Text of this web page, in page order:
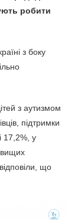
робити
з боку
з аутизмом
підтримки
17,2%, у
вищих
що